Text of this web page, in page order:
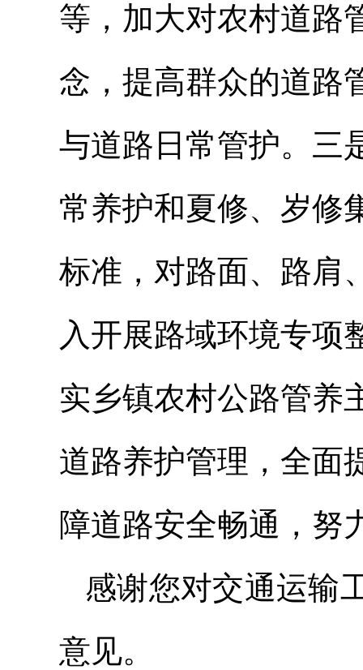
等，加大对农村道路
念，提高群众的道路
与道路日常管护。三
常养护和夏修、岁修
标准，对路面、路肩
入开展路域环境专项
实乡镇农村公路管养
道路养护管理，全面
障道路安全畅通，努
感谢您对交通运输
意见。